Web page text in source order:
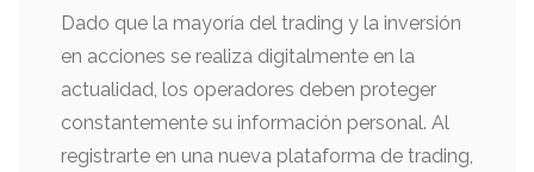
Dado que la mayoría del trading y la inversión
en acciones se realiza digitalmente en la
actualidad, los operadores deben proteger
constantemente su información personal. Al
registrarte en una nueva plataforma de trading,